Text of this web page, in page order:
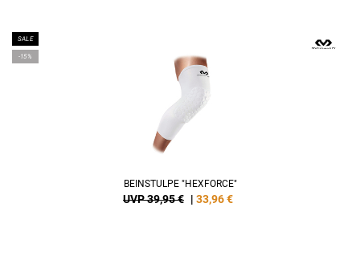
SALE
-15%
BEINSTULPE "HEXFORCE"
UVP 39,95 € | 33,96€